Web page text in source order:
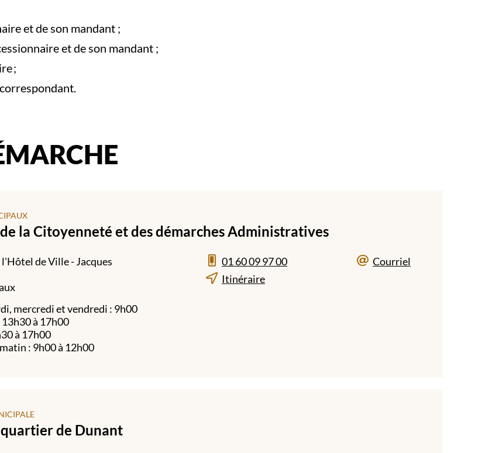
et de son mandant ;
et de son mandant ;
;
la Citoyenneté et des démarches Administratives
l'Hôtel de Ville - Jacques
mercredi et vendredi : 9h00
à 17h00
à 17h00
: 9h00 à 12h00
01 60 09 97 00
Itinéraire
Courriel
de Dunant